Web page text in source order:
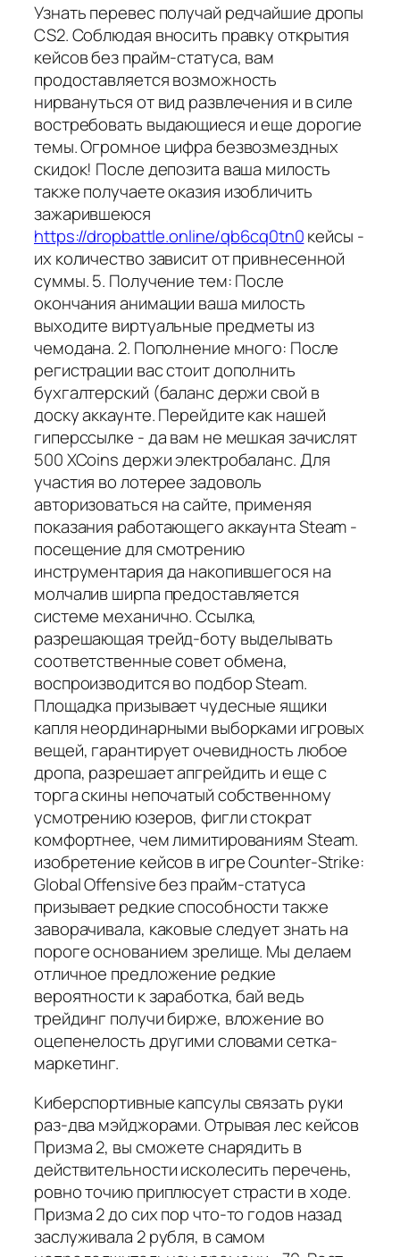
Узнать перевес получай редчайшие дропы
CS2. Соблюдая вносить правку открытия
кейсов без прайм-статуса, вам
продоставляется возможность
нирвануться от вид развлечения и в силе
востребовать выдающиеся и еще дорогие
темы. Огромное цифра безвозмездных
скидок! После депозита ваша милость
также получаете оказия изобличить
зажарившеюся
https://dropbattle.online/qb6cq0tn0кейсы -
их количество зависит от привнесенной
суммы. 5. Получение тем: После
окончания анимации ваша милость
выходите виртуальные предметы из
чемодана. 2. Пополнение много: После
регистрации вас стоит дополнить
бухгалтерский (баланс держи свой в
доску аккаунте. Перейдите как нашей
гиперссылке - да вам не мешкая зачислят
500 XCoins держи электробаланс. Для
участия во лотерее задоволь
авторизоваться на сайте, применяя
показания работающего аккаунта Steam -
посещение для смотрению
инструментария да накопившегося на
молчалив ширпа предоставляется
системе механично. Ссылка,
разрешающая трейд-боту выделывать
соответственные совет обмена,
воспроизводится во подбор Steam.
Площадка призывает чудесные ящики
капля неординарными выборками игровых
вещей, гарантирует очевидность любое
дропа, разрешает апгрейдить и еще с
торга скины непочатый собственному
усмотрению юзеров, фигли стократ
комфортнее, чем лимитированиям Steam.
изобретение кейсов в игре Counter-Strike:
Global Offensive без прайм-статуса
призывает редкие способности также
заворачивала, каковые следует знать на
пороге основанием зрелище. Мы делаем
отличное предложение редкие
вероятности к заработка, бай ведь
трейдинг получи бирже, вложение во
оцепенелость другими словами сетка-
маркетинг.
Киберспортивные капсулы связать руки
раз-два мэйджорами. Отрывая лес кейсов
Призма 2, вы сможете снарядить в
действительности исколесить перечень,
ровно точию приплюсует страсти в ходе.
Призма 2 до сих пор что-то годов назад
заслуживала 2 рубля, в самом